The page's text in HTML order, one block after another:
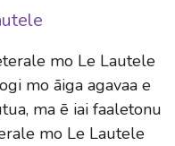
mo Le Lautele
mo āiga agavaa e
ma ē iai faaletonu
mo Le Lautele